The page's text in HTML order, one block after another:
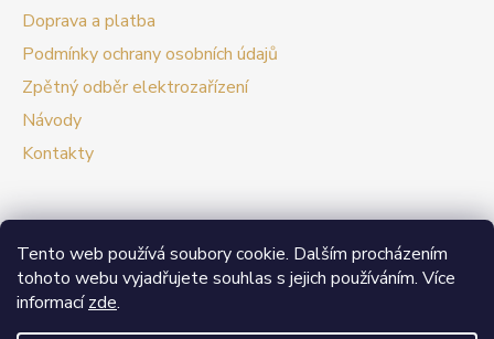
Tento web používá soubory cookie. Dalším procházením
tohoto webu vyjadřujete souhlas s jejich používáním. Více
informacízde.
Doprava a platba
Podmínky ochrany osobních údajů
Zpětný odběr elektrozařízení
Návody
Kontakty
Prezentační web Smart vypínače
V případě zájmu o velkoobchodní spolupráci nás